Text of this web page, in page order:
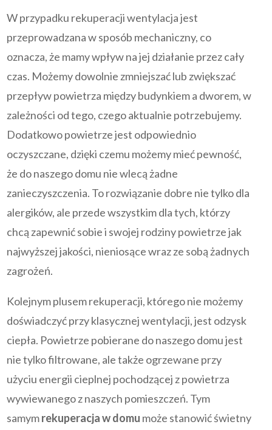
W przypadku rekuperacji wentylacja jest
przeprowadzana w sposób mechaniczny, co
oznacza, że mamy wpływ na jej działanie przez cały
czas. Możemy dowolnie zmniejszać lub zwiększać
przepływ powietrza między budynkiem a dworem, w
zależności od tego, czego aktualnie potrzebujemy.
Dodatkowo powietrze jest odpowiednio
oczyszczane, dzięki czemu możemy mieć pewność,
że do naszego domu nie wlecą żadne
zanieczyszczenia. To rozwiązanie dobre nie tylko dla
alergików, ale przede wszystkim dla tych, którzy
chcą zapewnić sobie i swojej rodziny powietrze jak
najwyższej jakości, nieniosące wraz ze sobą żadnych
zagrożeń.
Kolejnym plusem rekuperacji, którego nie możemy
doświadczyć przy klasycznej wentylacji, jest odzysk
ciepła. Powietrze pobierane do naszego domu jest
nie tylko filtrowane, ale także ogrzewane przy
użyciu energii cieplnej pochodzącej z powietrza
wywiewanego z naszych pomieszczeń. Tym
samymrekuperacja w domu może stanowić świetny